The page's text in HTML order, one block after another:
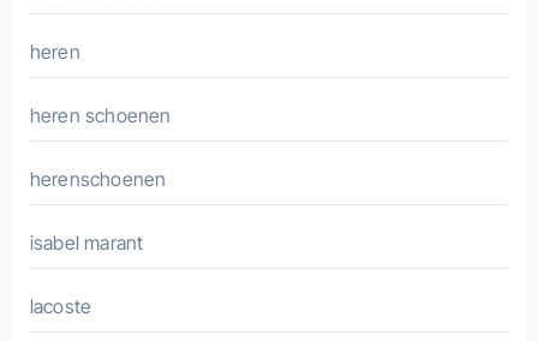
heren
heren schoenen
herenschoenen
isabel marant
lacoste